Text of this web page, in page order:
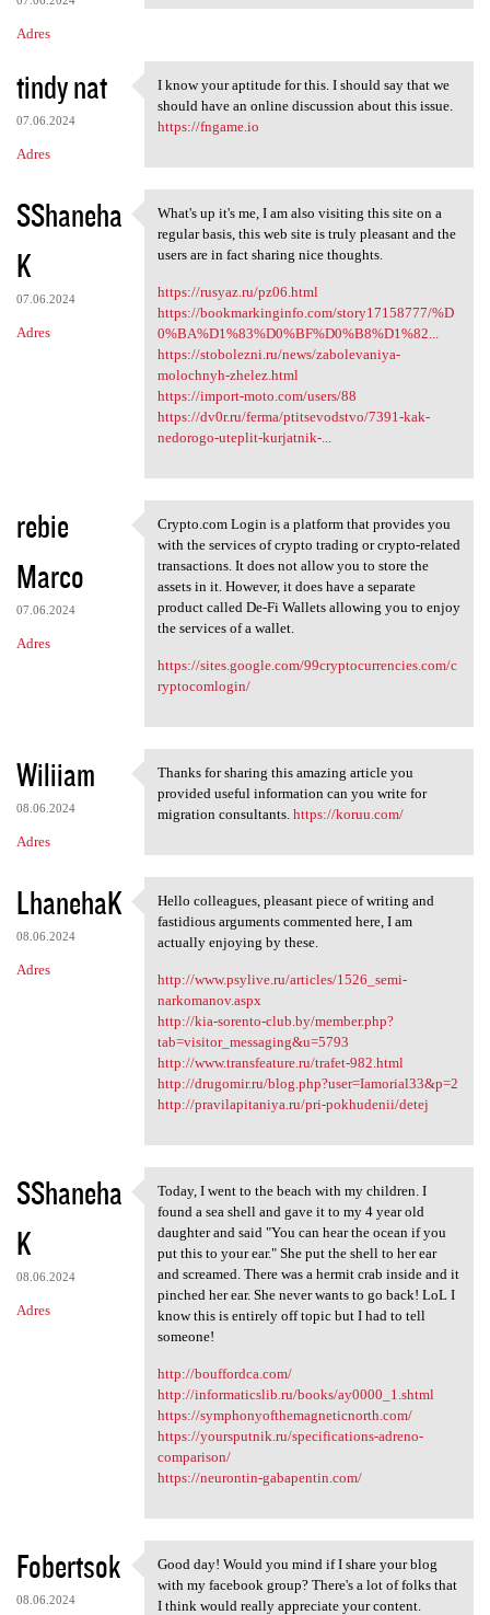
Adres
tindy nat
07.06.2024
Adres
I know your aptitude for this
I know your aptitude for this. I should say that we
should have an online discussion about this issue.
https://fngame.io
SShaneha
K
07.06.2024
Adres
What's up it's me, I am also
What's up it's me, I am also visiting this site on a
regular basis, this web site is truly pleasant and the
users are in fact sharing nice thoughts.
https://rusyaz.ru/pz06.html
https://bookmarkinginfo.com/story17158777/%D
0%BA%D1%83%D0%BF%D0%B8%D1%82...
https://stobolezni.ru/news/zabolevaniya-
molochnyh-zhelez.html
https://import-moto.com/users/88
https://dv0r.ru/ferma/ptitsevodstvo/7391-kak-
nedorogo-uteplit-kurjatnik-...
rebie
Marco
07.06.2024
Adres
Crypto.com Login is a
Crypto.com Login is a platform that provides you
with the services of crypto trading or crypto-related
transactions. It does not allow you to store the
assets in it. However, it does have a separate
product called De-Fi Wallets allowing you to enjoy
the services of a wallet.
https://sites.google.com/99cryptocurrencies.com/c
ryptocomlogin/
Wiliiam
08.06.2024
Adres
Thanks for sharing this
Thanks for sharing this amazing article you
provided useful information can you write for
migration consultants. https://koruu.com/
LhanehaK
08.06.2024
Adres
Hello colleagues, pleasant
Hello colleagues, pleasant piece of writing and
fastidious arguments commented here, I am
actually enjoying by these.
http://www.psylive.ru/articles/1526_semi-
narkomanov.aspx
http://kia-sorento-club.by/member.php?
tab=visitor_messaging&u=5793
http://www.transfeature.ru/trafet-982.html
http://drugomir.ru/blog.php?user=Iamorial33&p=2
http://pravilapitaniya.ru/pri-pokhudenii/detej
SShaneha
K
08.06.2024
Adres
Today, I went to the beach
Today, I went to the beach with my children. I
found a sea shell and gave it to my 4 year old
daughter and said "You can hear the ocean if you
put this to your ear." She put the shell to her ear
and screamed. There was a hermit crab inside and it
pinched her ear. She never wants to go back! LoL I
know this is entirely off topic but I had to tell
someone!
http://bouffordca.com/
http://informaticslib.ru/books/ay0000_1.shtml
https://symphonyofthemagneticnorth.com/
https://yoursputnik.ru/specifications-adreno-
comparison/
https://neurontin-gabapentin.com/
Fobertsok
08.06.2024
Good day! Would you mind if I
Good day! Would you mind if I share your blog
with my facebook group? There's a lot of folks that
I think would really appreciate your content.